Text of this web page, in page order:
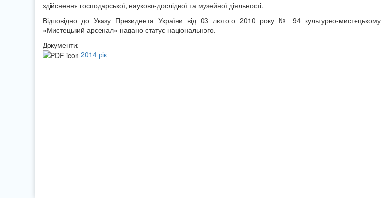
здійснення господарської, науково-дослідної та музейної діяльності.
Відповідно до Указу Президента України від 03 лютого 2010 року № 94 культурно-
«Мистецький арсенал» надано статус національного.
Документи:
2014 рік